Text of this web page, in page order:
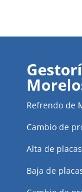
Refrendo de
Cambio de
Alta de
Baja de